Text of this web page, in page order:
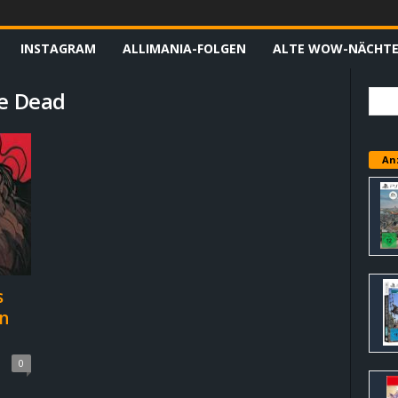
INSTAGRAM ALLIMANIA-FOLGEN ALTE WOW-NÄCHTE
Dead
0